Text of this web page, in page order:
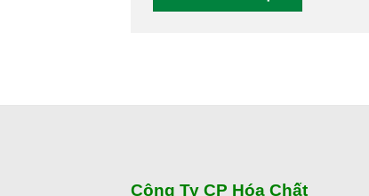
Công Ty CP Hóa Chất